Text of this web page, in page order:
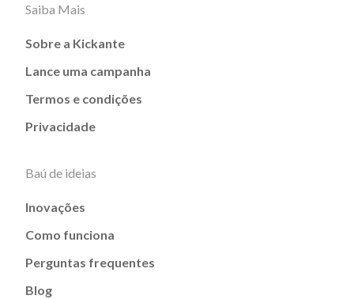
Saiba Mais
Sobre a Kickante
Lance uma campanha
Termos e condições
Privacidade
Baú de ideias
Inovações
Como funciona
Perguntas frequentes
Blog